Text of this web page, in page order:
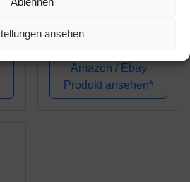
ansehen
Stück Box (M,
Einweghandschuhe,
Einmalhandschuhe,
Untersuchungshandsc
Amazon / Ebay
Produkt ansehen*